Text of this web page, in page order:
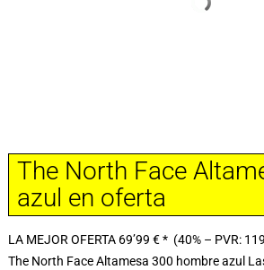
The North Face
azul en oferta
LA MEJOR OFERTA 69’99 € * (40% – PVR:
The North Face Altamesa 300 hombre azul